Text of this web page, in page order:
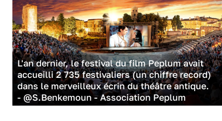
L'an dernier, le festival du film Peplum avait
accueilli 2 735 festivaliers (un chiffre record)
dans le merveilleux écrin du théâtre antique.
- @S.Benkemoun - Association Peplum